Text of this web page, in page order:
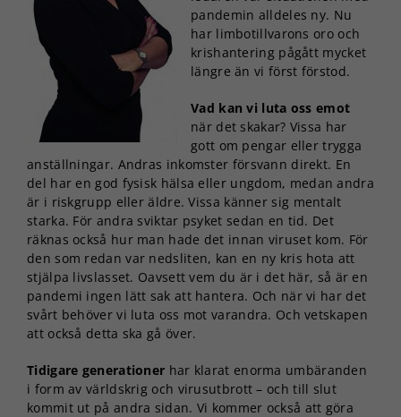
pandemin alldeles ny. Nu
har limbotillvarons oro och
krishantering pågått mycket
längre än vi först förstod.
Vad kan vi luta oss emot
när det skakar? Vissa har
gott om pengar eller trygga
anställningar. Andras inkomster försvann direkt. En
del har en god fysisk hälsa eller ungdom, medan andra
är i riskgrupp eller äldre. Vissa känner sig mentalt
starka. För andra sviktar psyket sedan en tid. Det
räknas också hur man hade det innan viruset kom. För
den som redan var nedsliten, kan en ny kris hota att
stjälpa livslasset. Oavsett vem du är i det här, så är en
pandemi ingen lätt sak att hantera. Och när vi har det
svårt behöver vi luta oss mot varandra. Och vetskapen
att också detta ska gå över.
Tidigare generationer har klarat enorma umbäranden
i form av världskrig och virusutbrott – och till slut
kommit ut på andra sidan. Vi kommer också att göra